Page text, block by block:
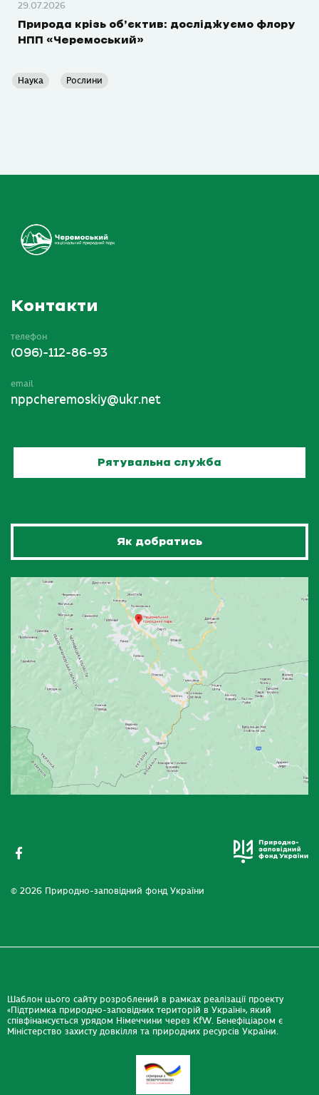
29.07.2026
Природа крізь об’єктив: досліджуємо флору
НПП «Черемоський»
Наука Рослини
Контакти
телефон
(096)-112-86-93
email
nppcheremoskiy@ukr.net
Рятувальна служба
Як добратись
© 2026 Природно-заповідний фонд України
Шаблон цього сайту розроблений в рамках реалізації проекту
«Підтримка природно-заповідних територій в Україні», який
співфінансується урядом Німеччини через KfW. Бенефіціаром є
Міністерство захисту довкілля та природних ресурсів України.